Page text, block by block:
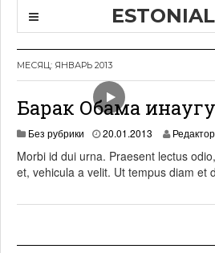
МЕСЯЦ: ЯНВАРЬ 2013
Барак Обама
Без рубрики 20.01.2013
.
0
Редактор
Morbi id dui urna. Praesent lectus
et, vehicula a velit. Ut tempus diam et